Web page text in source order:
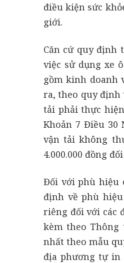
điều kiện sức
giới.
Căn cứ quy định
việc sử dụng xe
gồm kinh doanh
ra, theo quy định
tải phải thực
Khoản 7 Điều 30
vận tải không
4.000.000 đồng
Đối với phù hiệu
định về phù
riêng đối với các
kèm theo Thông
nhất theo mẫu
địa phương tự in